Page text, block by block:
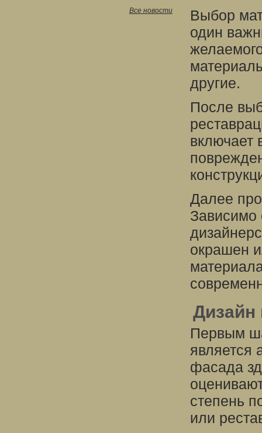
Все новости
Выбор
один
другие.
После
включает
Далее
Зависимо
окрашен
Дизайн
Первым
является
фасада
степень
или